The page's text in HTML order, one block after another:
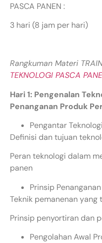
PASCA PANEN :
3 hari (8 jam per hari)
Rangkuman Materi
TEKNOLOGI PASCA
Hari 1: Pengenalan
Penanganan Produk
Pengantar
Definisi dan tujuan
Peran teknologi dalam
panen
Prinsip
Teknik pemanenan yang
Prinsip penyortiran dan
Pengolahan Awal